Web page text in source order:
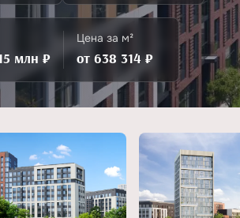
млн ₽
Цена за м²
от 638 314 ₽